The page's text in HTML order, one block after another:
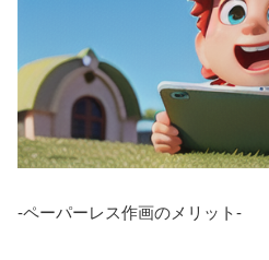
-ペーパーレス作画のメリット-